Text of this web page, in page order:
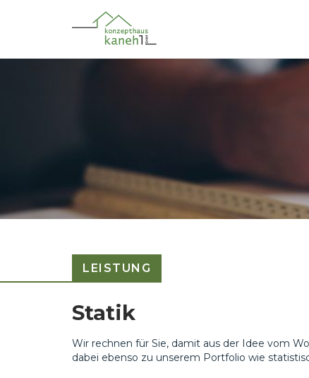
LEISTUNG
Statik
Wir rechnen für Sie, damit aus der Idee vom
dabei ebenso zu unserem Portfolio wie